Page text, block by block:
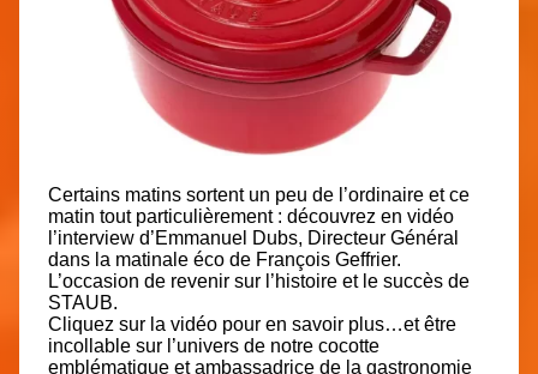
Certains matins sortent un peu de l’ordinaire et ce
matin tout particulièrement : découvrez en vidéo
l’interview d’Emmanuel Dubs, Directeur Général
dans la matinale éco de François Geffrier.
L’occasion de revenir sur l’histoire et le succès de
STAUB.
Cliquez sur la vidéo pour en savoir plus…et être
incollable sur l’univers de notre cocotte
emblématique et ambassadrice de la gastronomie